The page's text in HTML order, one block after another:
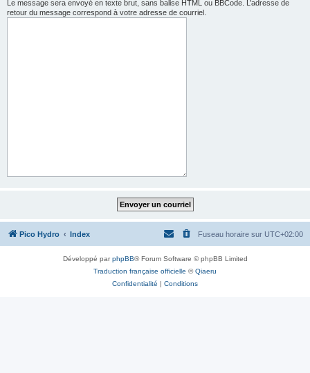
Le message sera envoyé en texte brut, sans balise HTML ou BBCode. L’adresse de
retour du message correspond à votre adresse de courriel.
Pico Hydro Index Fuseau horaire sur UTC+02:00
Développé parphpBB® Forum Software © phpBB Limited
Traduction française officielle ©Qiaeru
Confidentialité | Conditions